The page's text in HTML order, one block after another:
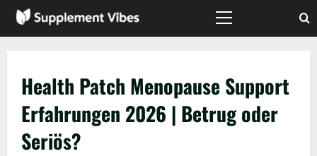
Zum
Inhalt
Hauptmenü
Health Patch Menopause Support
Erfahrungen 2026 | Betrug oder
Seriös?